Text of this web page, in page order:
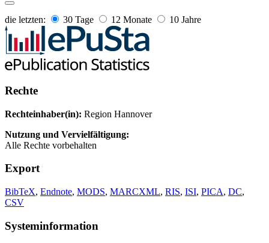
die letzten: 30 Tage 12 Monate 10 Jahre
Rechte
Rechteinhaber(in): Region Hannover
Nutzung und Vervielfältigung:
Alle Rechte vorbehalten
Export
BibTeX, Endnote, MODS, MARCXML, RIS, ISI, PICA, DC,
CSV
Systeminformation